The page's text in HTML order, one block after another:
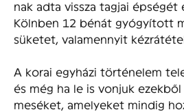
nak adta vissza tagjai épségét
Kölnben 12 bé­nát gyógyított
süketet, valamennyit
A korai egyházi történelem
és még ha le is vonjuk
meséket, amelyeket mindig